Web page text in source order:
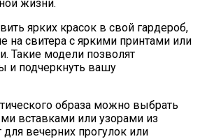
жизни.
ярких красок в свой гардероб,
на свитера с яркими принтами или
Такие модели позволят
и подчеркнуть вашу
образа можно выбрать
вставками или узорами из
вечерних прогулок или